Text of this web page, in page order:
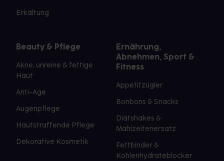
Erkältung
Beauty & Pflege
Akne, unreine & fettige
Haut
Anti-Age
Augenpflege
Hautstraffende Pflege
Dekorative Kosmetik
Ernährung,
Abnehmen, Sport &
Fitness
Appetitzügler
Bonbons & Snacks
Diätshakes &
Mahlzeitenersatz
Fettbinder &
Kohlenhydrateblocker